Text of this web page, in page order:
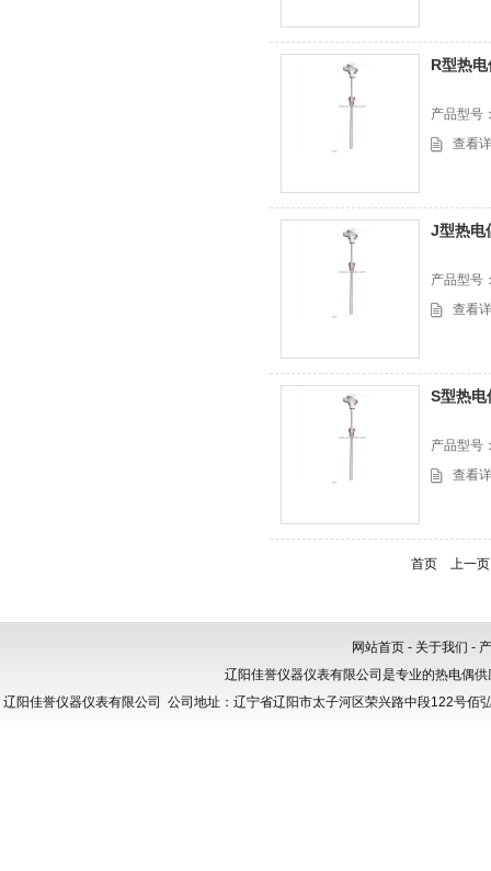
R型热电
产品型号
查看
J型热电
产品型号
查看
S型热电
产品型号
查看
首页 上一页
网站首页 - 关于我们 -
辽阳佳誉仪器仪表有限公司 是专业的热电偶
辽阳佳誉仪器仪表有限公司
公司地址：辽宁省辽阳市太子河区荣兴路中段122号